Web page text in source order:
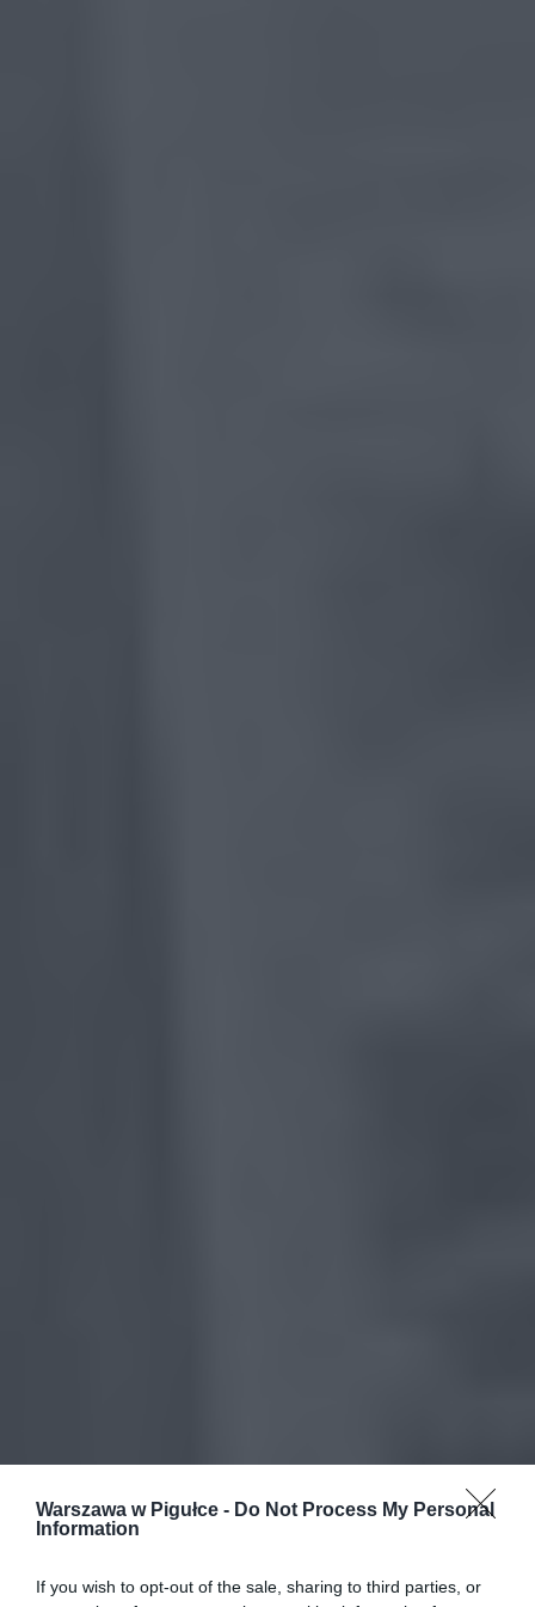
Warszawa w Pigułce - Do Not Process My Personal
Information
If you wish to opt-out of the sale, sharing to third parties, or